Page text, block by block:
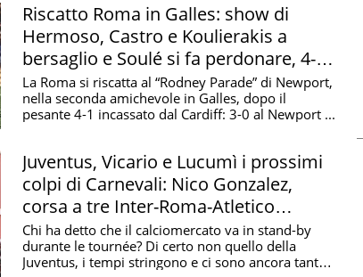
rossa a tinta unita con colletto e bordi delle maniche
del gonfalone del Campidoglio.
I Giallorossi, I Lupetti, I Lupi, La Lupa, La Magica
Milan, Catania, Siena
Livello a girone unico italiano, le società
Pro Roma decisero di unirsi sotto un unico
Riscatto Roma in Galles: show di
Hermoso, Castro e Koulierakis a
bersaglio e Soulé si fa perdonare, 4-1
al Newport
La Roma si riscatta al “Rodney Parade” di Newport,
nella seconda amichevole in Galles, dopo il
pesante 4-1 incassato dal Cardiff: 3-0 al Newport ...
Juventus, Vicario e Lucumì i prossimi
colpi di Carnevali: Nico Gonzalez,
corsa a tre Inter-Roma-Atletico
Madrid
Chi ha detto che il calciomercato va in stand-by
durante le tournée? Di certo non quello della
Juventus, i tempi stringono e ci sono ancora tante